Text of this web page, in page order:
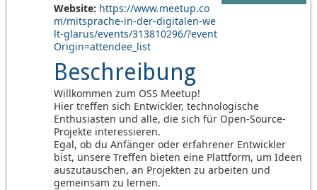
Website: https://www.meetup.co
m/mitsprache-in-der-digitalen-we
lt-glarus/events/313810296/?event
Origin=attendee_list
Beschreibung
Willkommen zum OSS Meetup!
Hier treffen sich Entwickler, technologische
Enthusiasten und alle, die sich für Open-Source-
Projekte interessieren.
Egal, ob du Anfänger oder erfahrener Entwickler
bist, unsere Treffen bieten eine Plattform, um Ideen
auszutauschen, an Projekten zu arbeiten und
gemeinsam zu lernen.